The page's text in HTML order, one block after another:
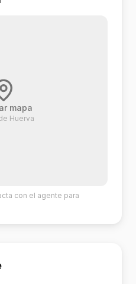
mapa
Huerva
con el agente para